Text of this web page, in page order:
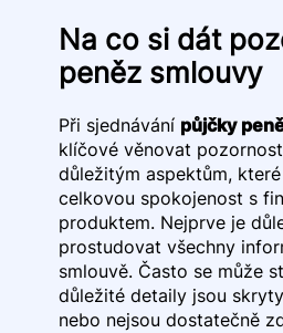
Na co si dát
peněz smlouvy
Při sjednávání půjčky
klíčové věnovat
důležitým aspektům,
celkovou spokojenost s
produktem. Nejprve je
prostudovat všechny
smlouvě. Často se může
důležité detaily jsou
nebo nejsou dostatečně